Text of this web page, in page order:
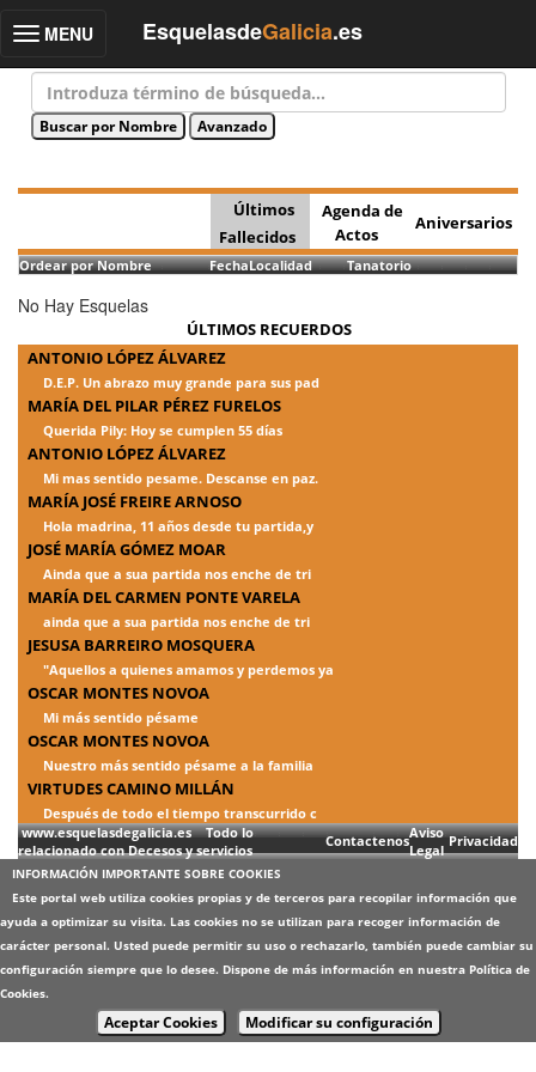
Toggle
MENU EsquelasdeGalicia.es
Últimos
Fallecidos
Agenda de
Actos
Aniversarios
Ordear por Nombre FechaLocalidad Tanatorio
No Hay Esquelas
ÚLTIMOS RECUERDOS
ANTONIO LÓPEZ ÁLVAREZ
D.E.P. Un abrazo muy grande para sus pad
MARÍA DEL PILAR PÉREZ FURELOS
Querida Pily: Hoy se cumplen 55 días
ANTONIO LÓPEZ ÁLVAREZ
Mi mas sentido pesame. Descanse en paz.
MARÍA JOSÉ FREIRE ARNOSO
Hola madrina, 11 años desde tu partida,y
JOSÉ MARÍA GÓMEZ MOAR
Ainda que a sua partida nos enche de tri
MARÍA DEL CARMEN PONTE VARELA
ainda que a sua partida nos enche de tri
JESUSA BARREIRO MOSQUERA
"Aquellos a quienes amamos y perdemos ya
OSCAR MONTES NOVOA
Mi más sentido pésame
OSCAR MONTES NOVOA
Nuestro más sentido pésame a la familia
VIRTUDES CAMINO MILLÁN
Después de todo el tiempo transcurrido c
www.esquelasdegalicia.es Todo lo
relacionado con Decesos y servicios
ContactenosAviso
Legal
Privacidad
INFORMACIÓN IMPORTANTE SOBRE COOKIES
Este portal web utiliza cookies propias y de terceros para recopilar información que
ayuda a optimizar su visita. Las cookies no se utilizan para recoger información de
carácter personal. Usted puede permitir su uso o rechazarlo, también puede cambiar su
configuración siempre que lo desee. Dispone de más información en nuestra Política de
Cookies.